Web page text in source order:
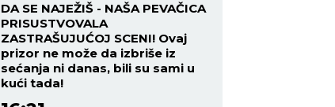
DA SE NAJEŽIŠ - NAŠA PEVAČICA
PRISUSTVOVALA
ZASTRAŠUJUĆOJ SCENI! Ovaj
prizor ne može da izbriše iz
sećanja ni danas, bili su sami u
kući tada!